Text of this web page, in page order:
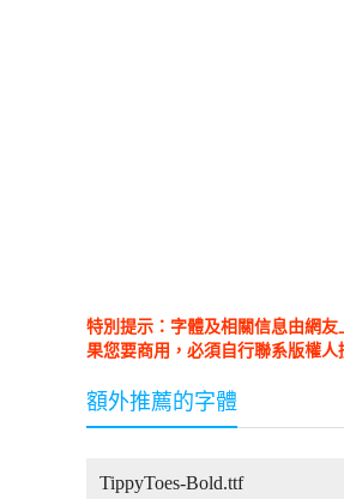
特別提示：字體及相關信息由網
果您要商用，必須自行聯系版權人
額外推薦的字體
TippyToes-Bold.ttf